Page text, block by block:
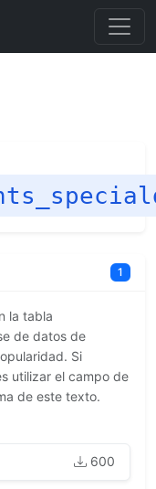
1
la tabla
de datos de
Si
utilizar el campo de
de este texto.
600